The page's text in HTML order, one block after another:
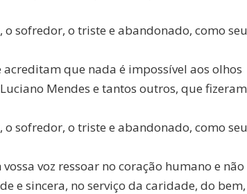
sofredor, o triste e abandonado, como seu
que nada é impossível aos olhos
Mendes e tantos outros, que fizeram
sofredor, o triste e abandonado, como seu
voz ressoar no coração humano e não
e sincera, no serviço da caridade, do bem,